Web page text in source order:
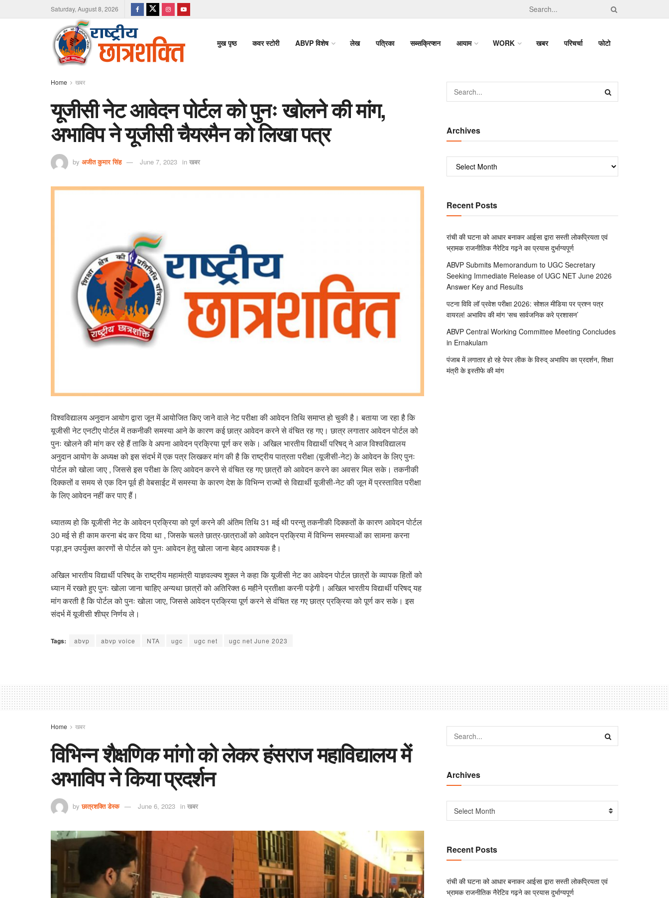
Saturday, August 8, 2026
मुख पृष्ठ कवर स्टोरी ABVP विशेष लेख पत्रिका सब्सक्रिप्शन आयाम WORK खबर परिचर्चा फोटो
Home खबर
यूजीसी नेट आवेदन पोर्टल को पुनः खोलने की मांग,
अभाविप ने यूजीसी चैयरमैन को लिखा पत्र
by अजीत कुमार सिंह June 7, 2023 in खबर
विश्वविद्यालय अनुदान आयोग द्वारा जून में आयोजित किए जाने वाले नेट परीक्षा की आवेदन तिथि समाप्त हो चुकी है। बताया जा रहा है कि
यूजीसी नेट एनटीए पोर्टल में तकनीकी समस्या आने के कारण कई छात्र आवेदन करने से वंचित रह गए। छात्र लगातार आवेदन पोर्टल को
पुनः खोलने की मांग कर रहे हैं ताकि वे अपना आवेदन प्रक्रिया पूर्ण कर सके। अखिल भारतीय विद्यार्थी परिषद् ने आज विश्वविद्यालय
अनुदान आयोग के अध्यक्ष को इस संदर्भ में एक पत्र लिखकर मांग की है कि राष्ट्रीय पात्रता परीक्षा (यूजीसी-नेट) के आवेदन के लिए पुनः
पोर्टल को खोला जाए , जिससे इस परीक्षा के लिए आवेदन करने से वंचित रह गए छात्रों को आवेदन करने का अवसर मिल सके। तकनीकी
दिक्कतों व समय से एक दिन पूर्व ही वेबसाईट में समस्या के कारण देश के विभिन्न राज्यों से विद्यार्थी यूजीसी-नेट की जून में प्रस्तावित परीक्षा
के लिए आवेदन नहीं कर पाए हैं।
ध्यातव्य हो कि यूजीसी नेट के आवेदन प्रक्रिया को पूर्ण करने की अंतिम तिथि 31 मई थी परन्तु तकनीकी दिक्कतों के कारण आवेदन पोर्टल
30 मई से ही काम करना बंद कर दिया था , जिसके चलते छात्र-छात्राओं को आवेदन प्रक्रिया में विभिन्न समस्याओं का सामना करना
पड़ा,इन उपर्युक्त कारणों से पोर्टल को पुनः आवेदन हेतु खोला जाना बेहद आवश्यक है।
अखिल भारतीय विद्यार्थी परिषद् के राष्ट्रीय महामंत्री याज्ञवल्क्य शुक्ल ने कहा कि यूजीसी नेट का आवेदन पोर्टल छात्रों के व्यापक हितों को
ध्यान में रखते हुए पुनः खोला जाना चाहिए अन्यथा छात्रों को अतिरिक्त 6 महीने प्रतीक्षा करनी पड़ेगी। अखिल भारतीय विद्यार्थी परिषद् यह
मांग करती है कि पोर्टल को पुनः खोला जाए, जिससे आवेदन प्रक्रिया पूर्ण करने से वंचित रह गए छात्र प्रक्रिया को पूर्ण कर सके। इस
संदर्भ में यूजीसी शीघ्र निर्णय ले।
Tags: abvp abvp voice NTA ugc ugc net ugc net June 2023
Archives
Recent Posts
रांची की घटना को आधार बनाकर आईसा द्वारा सस्ती लोकप्रियता एवं
भ्रामक राजनीतिक नैरेटिव गढ़ने का प्रयास दुर्भाग्यपूर्ण
ABVP Submits Memorandum to UGC Secretary
Seeking Immediate Release of UGC NET June 2026
Answer Key and Results
पटना विवि लॉ प्रवेश परीक्षा 2026: सोशल मीडिया पर प्रश्न पत्र
वायरल! अभाविप की मांग ‘सच सार्वजनिक करे प्रशासन’
ABVP Central Working Committee Meeting Concludes
in Ernakulam
पंजाब में लगातार हो रहे पेपर लीक के विरुद् अभाविप का प्रदर्शन, शिक्षा
मंत्री के इस्तीफे की मांग
Home खबर
विभिन्न शैक्षणिक मांगो को लेकर हंसराज महाविद्यालय में
अभाविप ने किया प्रदर्शन
by छात्रशक्ति डेस्क June 6, 2023 in खबर
Archives
Select Month
Recent Posts
रांची की घटना को आधार बनाकर आईसा द्वारा सस्ती लोकप्रियता एवं
भ्रामक राजनीतिक नैरेटिव गढ़ने का प्रयास दुर्भाग्यपूर्ण